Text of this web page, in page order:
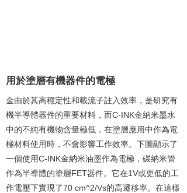
用於塗層有機器件的電極
金由於其高穩定性和載流子註入效率，是研究有
機半導體器件的重要材料，而C-INK金納米墨水
中的不純有機物含量極低，在塗層應用中作為電
極材料使用時，不會影響工作效率。下圖顯示了
一個使用C-INK金納米油墨作為電極，碳納米管
作為半導體的塗層FET器件。它在1V或更低的工
作電壓下實現了70 cm^2/Vs的高遷移率。在這樣